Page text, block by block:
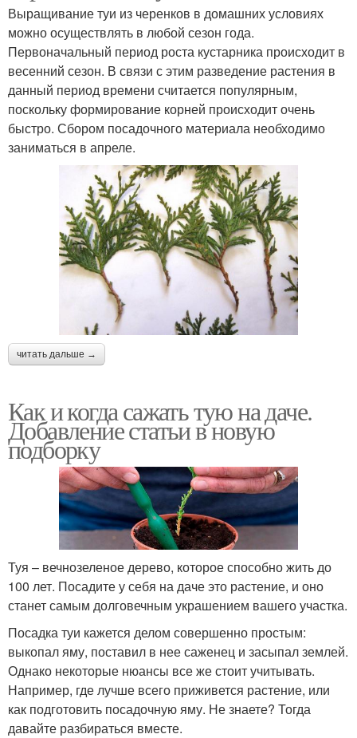
Выращивание туи из черенков в домашних условиях
можно осуществлять в любой сезон года.
Первоначальный период роста кустарника происходит в
весенний сезон. В связи с этим разведение растения в
данный период времени считается популярным,
поскольку формирование корней происходит очень
быстро. Сбором посадочного материала необходимо
заниматься в апреле.
читать дальше →
Как и когда сажать тую на даче.
Добавление статьи в новую
подборку
Туя – вечнозеленое дерево, которое способно жить до
100 лет. Посадите у себя на даче это растение, и оно
станет самым долговечным украшением вашего участка.
Посадка туи кажется делом совершенно простым:
выкопал яму, поставил в нее саженец и засыпал землей.
Однако некоторые нюансы все же стоит учитывать.
Например, где лучше всего приживется растение, или
как подготовить посадочную яму. Не знаете? Тогда
давайте разбираться вместе.